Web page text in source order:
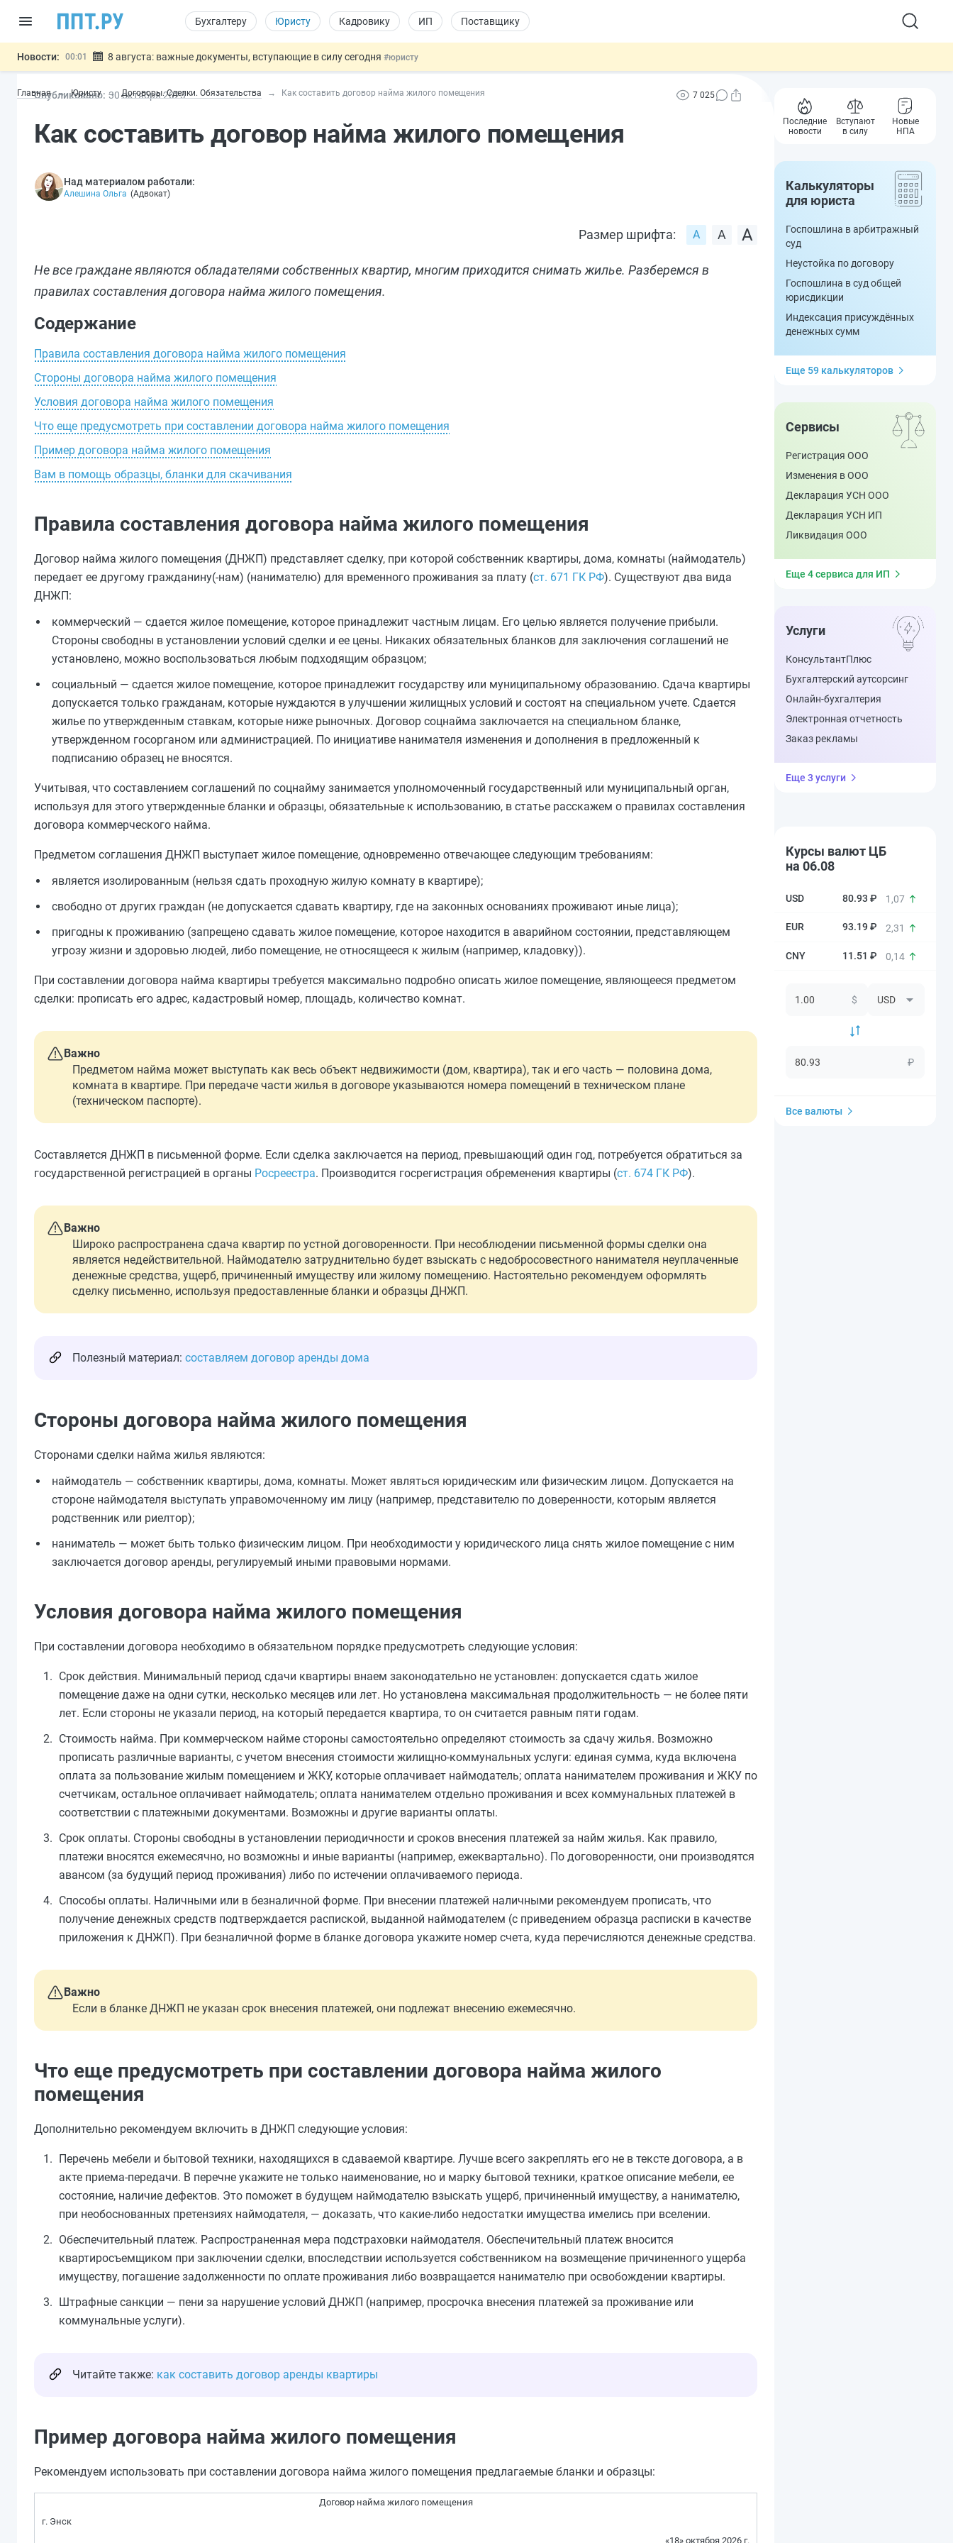
Бухгалтеру Юристу Кадровику ИП Поставщику
Новости: 00:01 8 августа: важные документы, вступающие в силу сегодня #юристу
07.08 Дистанционную работу беременных пропишут в ТК РФ#кадровику
07.08
Важно Разработают единые критерии трудовых и ГПХ-отношений#кадровику
Главная Юристу Договоры. Сделки. Обязательства Как составить договор найма жилого помещения
Опубликовано: 30 октября2023 7 025
Как составить договор найма жилого помещения
Над материалом работали:
Алешина Ольга (Адвокат)
Размер шрифта:
Не все граждане являются обладателями собственных квартир, многим приходится снимать жилье. Разберемся в
правилах составления договора найма жилого помещения.
Содержание
Правила составления договора найма жилого помещения
Стороны договора найма жилого помещения
Условия договора найма жилого помещения
Что еще предусмотреть при составлении договора найма жилого помещения
Пример договора найма жилого помещения
Вам в помощь образцы, бланки для скачивания
Правила составления договора найма жилого помещения
Договор найма жилого помещения (ДНЖП) представляет сделку, при которой собственник квартиры, дома, комнаты (наймодатель)
передает ее другому гражданину(-нам) (нанимателю) для временного проживания за плату (ст. 671 ГК РФ). Существуют два вида
ДНЖП:
коммерческий — сдается жилое помещение, которое принадлежит частным лицам. Его целью является получение прибыли.
Стороны свободны в установлении условий сделки и ее цены. Никаких обязательных бланков для заключения соглашений не
установлено, можно воспользоваться любым подходящим образцом;
социальный — сдается жилое помещение, которое принадлежит государству или муниципальному образованию. Сдача квартиры
допускается только гражданам, которые нуждаются в улучшении жилищных условий и состоят на специальном учете. Сдается
жилье по утвержденным ставкам, которые ниже рыночных. Договор соцнайма заключается на специальном бланке,
утвержденном госорганом или администрацией. По инициативе нанимателя изменения и дополнения в предложенный к
подписанию образец не вносятся.
Учитывая, что составлением соглашений по соцнайму занимается уполномоченный государственный или муниципальный орган,
используя для этого утвержденные бланки и образцы, обязательные к использованию, в статье расскажем о правилах составления
договора коммерческого найма.
Предметом соглашения ДНЖП выступает жилое помещение, одновременно отвечающее следующим требованиям:
является изолированным (нельзя сдать проходную жилую комнату в квартире);
свободно от других граждан (не допускается сдавать квартиру, где на законных основаниях проживают иные лица);
пригодны к проживанию (запрещено сдавать жилое помещение, которое находится в аварийном состоянии, представляющем
угрозу жизни и здоровью людей, либо помещение, не относящееся к жилым (например, кладовку)).
При составлении договора найма квартиры требуется максимально подробно описать жилое помещение, являющееся предметом
сделки: прописать его адрес, кадастровый номер, площадь, количество комнат.
Важно
Предметом найма может выступать как весь объект недвижимости (дом, квартира), так и его часть — половина дома,
комната в квартире. При передаче части жилья в договоре указываются номера помещений в техническом плане
(техническом паспорте).
Составляется ДНЖП в письменной форме. Если сделка заключается на период, превышающий один год, потребуется обратиться за
государственной регистрацией в органы Росреестра. Производится госрегистрация обременения квартиры (ст. 674 ГК РФ).
Важно
Широко распространена сдача квартир по устной договоренности. При несоблюдении письменной формы сделки она
является недействительной. Наймодателю затруднительно будет взыскать с недобросовестного нанимателя неуплаченные
денежные средства, ущерб, причиненный имуществу или жилому помещению. Настоятельно рекомендуем оформлять
сделку письменно, используя предоставленные бланки и образцы ДНЖП.
Полезный материал: составляем договор аренды дома
Стороны договора найма жилого помещения
Сторонами сделки найма жилья являются:
наймодатель — собственник квартиры, дома, комнаты. Может являться юридическим или физическим лицом. Допускается на
стороне наймодателя выступать управомоченному им лицу (например, представителю по доверенности, которым является
родственник или риелтор);
наниматель — может быть только физическим лицом. При необходимости у юридического лица снять жилое помещение с ним
заключается договор аренды, регулируемый иными правовыми нормами.
Условия договора найма жилого помещения
При составлении договора необходимо в обязательном порядке предусмотреть следующие условия:
Срок действия. Минимальный период сдачи квартиры внаем законодательно не установлен: допускается сдать жилое
помещение даже на одни сутки, несколько месяцев или лет. Но установлена максимальная продолжительность — не более пяти
лет. Если стороны не указали период, на который передается квартира, то он считается равным пяти годам.
Стоимость найма. При коммерческом найме стороны самостоятельно определяют стоимость за сдачу жилья. Возможно
прописать различные варианты, с учетом внесения стоимости жилищно-коммунальных услуги: единая сумма, куда включена
оплата за пользование жилым помещением и ЖКУ, которые оплачивает наймодатель; оплата нанимателем проживания и ЖКУ по
счетчикам, остальное оплачивает наймодатель; оплата нанимателем отдельно проживания и всех коммунальных платежей в
соответствии с платежными документами. Возможны и другие варианты оплаты.
Срок оплаты. Стороны свободны в установлении периодичности и сроков внесения платежей за найм жилья. Как правило,
платежи вносятся ежемесячно, но возможны и иные варианты (например, ежеквартально). По договоренности, они производятся
авансом (за будущий период проживания) либо по истечении оплачиваемого периода.
Способы оплаты. Наличными или в безналичной форме. При внесении платежей наличными рекомендуем прописать, что
получение денежных средств подтверждается распиской, выданной наймодателем (с приведением образца расписки в качестве
приложения к ДНЖП). При безналичной форме в бланке договора укажите номер счета, куда перечисляются денежные средства.
Важно
Если в бланке ДНЖП не указан срок внесения платежей, они подлежат внесению ежемесячно.
Что еще предусмотреть при составлении договора найма жилого
помещения
Дополнительно рекомендуем включить в ДНЖП следующие условия:
Перечень мебели и бытовой техники, находящихся в сдаваемой квартире. Лучше всего закреплять его не в тексте договора, а в
акте приема-передачи. В перечне укажите не только наименование, но и марку бытовой техники, краткое описание мебели, ее
состояние, наличие дефектов. Это поможет в будущем наймодателю взыскать ущерб, причиненный имуществу, а нанимателю,
при необоснованных претензиях наймодателя, — доказать, что какие-либо недостатки имущества имелись при вселении.
Обеспечительный платеж. Распространенная мера подстраховки наймодателя. Обеспечительный платеж вносится
квартиросъемщиком при заключении сделки, впоследствии используется собственником на возмещение причиненного ущерба
имуществу, погашение задолженности по оплате проживания либо возвращается нанимателю при освобождении квартиры.
Штрафные санкции — пени за нарушение условий ДНЖП (например, просрочка внесения платежей за проживание или
коммунальные услуги).
Читайте также: как составить договор аренды квартиры
Пример договора найма жилого помещения
Рекомендуем использовать при составлении договора найма жилого помещения предлагаемые бланки и образцы:
Договор найма жилого помещения
г. Энск
«18» октября 2026 г.
Последние
новости
Вступают
в силу
Новые
НПА
Калькуляторы
для юриста
Госпошлина в арбитражный
суд
Неустойка по договору
Госпошлина в суд общей
юрисдикции
Индексация присуждённых
денежных сумм
Еще 59 калькуляторов
Сервисы
Регистрация ООО
Изменения в ООО
Декларация УСН ООО
Декларация УСН ИП
Ликвидация ООО
Еще 4 сервиса для ИП
Услуги
КонсультантПлюс
Бухгалтерский аутсорсинг
Онлайн-бухгалтерия
Электронная отчетность
Заказ рекламы
Еще 3 услуги
Курсы валют ЦБ
на 06.08
80.93 ₽ 1,07
93.19 ₽ 2,31
11.51 ₽ 0,14
$
₽
Все валюты